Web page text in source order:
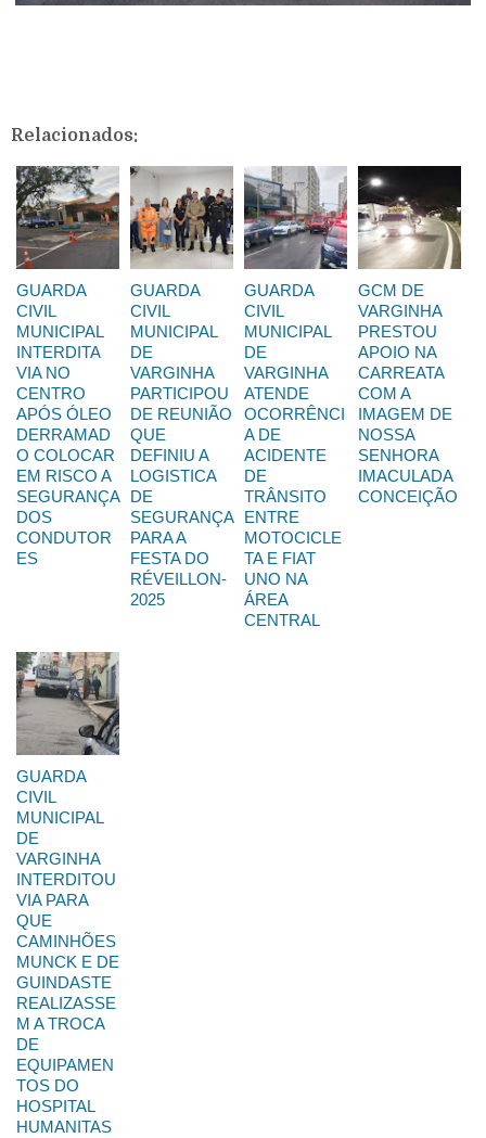
Relacionados:
GUARDA
CIVIL
MUNICIPAL
INTERDITA
VIA NO
CENTRO
APÓS ÓLEO
DERRAMAD
O COLOCAR
EM RISCO A
SEGURANÇA
DOS
CONDUTOR
ES
GUARDA
CIVIL
MUNICIPAL
DE
VARGINHA
PARTICIPOU
DE REUNIÃO
QUE
DEFINIU A
LOGISTICA
DE
SEGURANÇA
PARA A
FESTA DO
RÉVEILLON-
2025
GUARDA
CIVIL
MUNICIPAL
DE
VARGINHA
ATENDE
OCORRÊNCI
A DE
ACIDENTE
DE
TRÂNSITO
ENTRE
MOTOCICLE
TA E FIAT
UNO NA
ÁREA
CENTRAL
GCM DE
VARGINHA
PRESTOU
APOIO NA
CARREATA
COM A
IMAGEM DE
NOSSA
SENHORA
IMACULADA
CONCEIÇÃO
GUARDA
CIVIL
MUNICIPAL
DE
VARGINHA
INTERDITOU
VIA PARA
QUE
CAMINHÕES
MUNCK E DE
GUINDASTE
REALIZASSE
M A TROCA
DE
EQUIPAMEN
TOS DO
HOSPITAL
HUMANITAS